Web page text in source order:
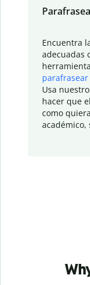
Encuentra
adecuadas
parafrasear
Usa
hacer que
como